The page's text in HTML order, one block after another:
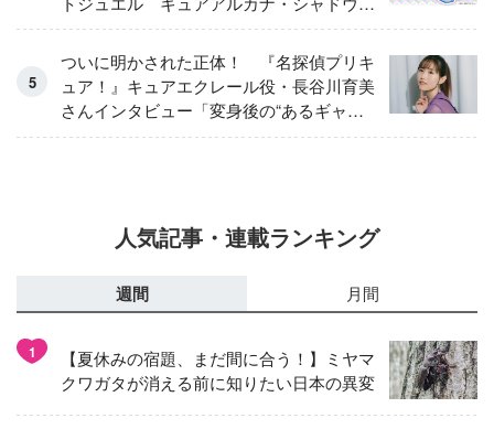
アイスver.」 キュアエクレールを大特
ついに明かされた正体！ 『名探偵プリキ
ュア！』キュアエクレール役・長谷川育美
さんインタビュー「変身後の“あるギャッ
プ”に驚きました」
人気記事・連載ランキング
週間 月間
1
【夏休みの宿題、まだ間に合う！】ミヤマ
クワガタが消える前に知りたい日本の異変